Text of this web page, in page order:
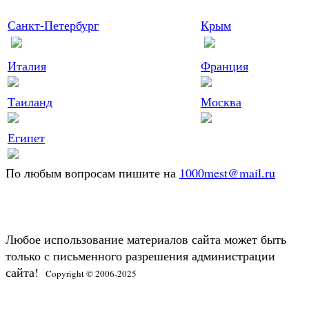
Санкт-Петербург Крым
Италия Франция
Таиланд Москва
Египет
По любым вопросам пишите на 1000mest@mail.ru
Любое использование материалов сайта может быть
только с письменного разрешения администрации
сайта!
Copyright © 2006-2025